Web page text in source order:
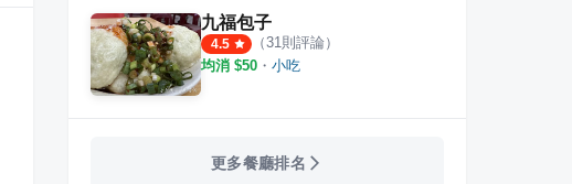
九福包子
4.5 （31則評論）
均消 $50 ・ 小吃
更多餐廳排名